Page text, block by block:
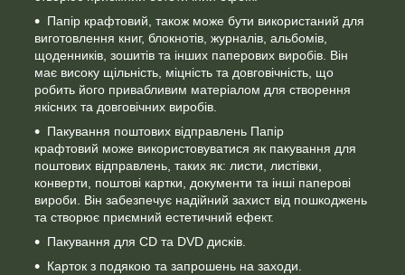
Папір крафтовий, також може бути використаний для
виготовлення книг, блокнотів, журналів, альбомів,
щоденників, зошитів та інших паперових виробів. Він
має високу щільність, міцність та довговічність, що
робить його привабливим матеріалом для створення
якісних та довговічних виробів.
Пакування поштових відправлень Папір
крафтовий може використовуватися як пакування для
поштових відправлень, таких як: листи, листівки,
конверти, поштові картки, документи та інші паперові
вироби. Він забезпечує надійний захист від пошкоджень
та створює приємний естетичний ефект.
Пакування для CD та DVD дисків.
Карток з подякою та запрошень на заходи.